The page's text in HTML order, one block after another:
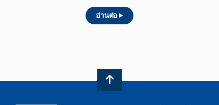
อ่านต่อ